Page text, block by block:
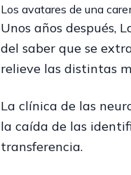
Los avatares de una
Unos años después,
del saber que se
relieve las distintas
La clínica de las
la caída de las
transferencia.